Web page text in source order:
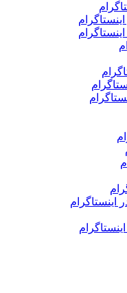
اینستاگرام